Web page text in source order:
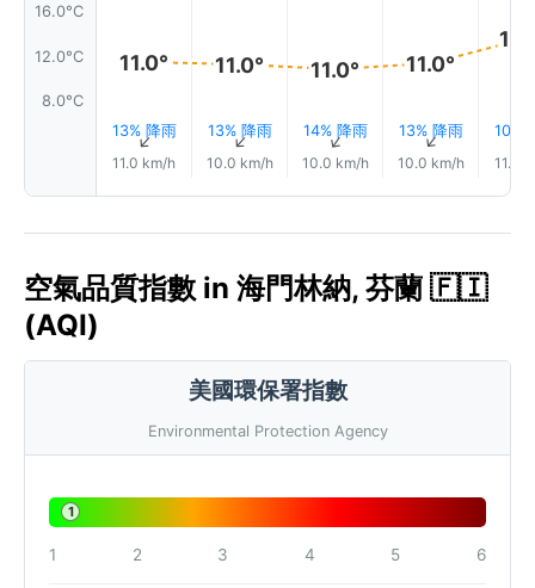
16.0°C
12.0°C
8.0°C
11.0°
13% 降雨
↑
11.0 km/h
11.0°
13% 降雨
↑
10.0 km/h
11.0°
14% 降雨
↑
10.0 km/h
11.0°
13% 降雨
↑
10.0 km/h
10%
11.0
空氣品質指數 in 海門林納, 芬蘭 🇫🇮
(AQI)
美國環保署指數
Environmental Protection Agency
1
1 2 3 4 5 6